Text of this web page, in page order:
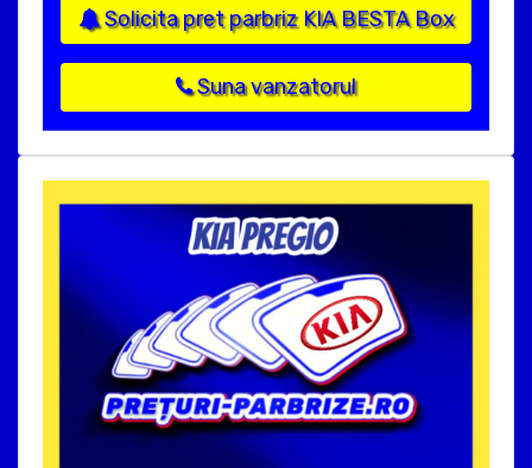
Solicita pret parbriz KIA BESTA Box
Suna vanzatorul